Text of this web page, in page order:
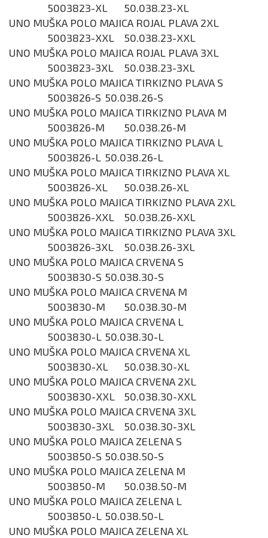
5003823-XL
50.038.23-XL
UNO MUŠKA POLO MAJICA ROJAL PLAVA 2XL
5003823-XXL
50.038.23-XXL
UNO MUŠKA POLO MAJICA ROJAL PLAVA 3XL
5003823-3XL
50.038.23-3XL
UNO MUŠKA POLO MAJICA TIRKIZNO PLAVA S
5003826-S 50.038.26-S
UNO MUŠKA POLO MAJICA TIRKIZNO PLAVA M
5003826-M
50.038.26-M
UNO MUŠKA POLO MAJICA TIRKIZNO PLAVA L
5003826-L 50.038.26-L
UNO MUŠKA POLO MAJICA TIRKIZNO PLAVA XL
5003826-XL
50.038.26-XL
UNO MUŠKA POLO MAJICA TIRKIZNO PLAVA 2XL
5003826-XXL
50.038.26-XXL
UNO MUŠKA POLO MAJICA TIRKIZNO PLAVA 3XL
5003826-3XL
50.038.26-3XL
UNO MUŠKA POLO MAJICA CRVENA S
5003830-S 50.038.30-S
UNO MUŠKA POLO MAJICA CRVENA M
5003830-M
50.038.30-M
UNO MUŠKA POLO MAJICA CRVENA L
5003830-L 50.038.30-L
UNO MUŠKA POLO MAJICA CRVENA XL
5003830-XL
50.038.30-XL
UNO MUŠKA POLO MAJICA CRVENA 2XL
5003830-XXL
50.038.30-XXL
UNO MUŠKA POLO MAJICA CRVENA 3XL
5003830-3XL
50.038.30-3XL
UNO MUŠKA POLO MAJICA ZELENA S
5003850-S 50.038.50-S
UNO MUŠKA POLO MAJICA ZELENA M
5003850-M
50.038.50-M
UNO MUŠKA POLO MAJICA ZELENA L
5003850-L 50.038.50-L
UNO MUŠKA POLO MAJICA ZELENA XL